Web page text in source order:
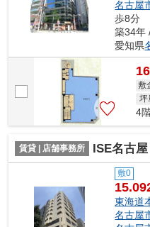
名古屋
歩8分
築34年
愛知県
敷
坪
4
賃貸 | 店舗事務所 ISE名古屋
敷0
東海道
名古屋